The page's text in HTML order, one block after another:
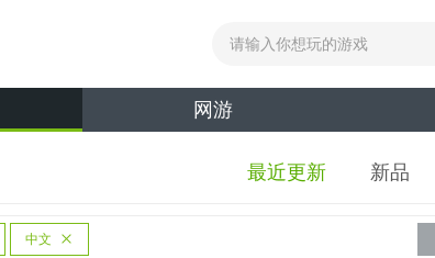
网游
最近更新 新品
中文